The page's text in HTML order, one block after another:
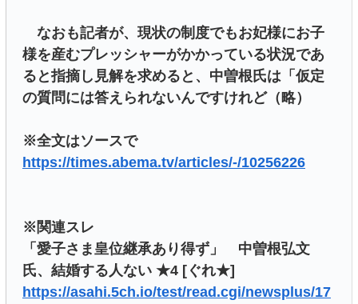
なおも記者が、現状の制度でもお妃様にお子
様を産むプレッシャーがかかっている状況であ
ると指摘し見解を求めると、中曽根氏は「仮定
の質問には答えられないんですけれど（略）
※全文はソースで
https://times.abema.tv/articles/-/10256226
※関連スレ
「愛子さま皇位継承あり得ず」 中曽根弘文
氏、結婚する人ない ★4 [ぐれ★]
https://asahi.5ch.io/test/read.cgi/newsplus/17